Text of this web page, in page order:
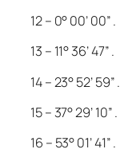
12 – 0° 00’ 00” .
13 – 11° 36’ 47” .
14 – 23° 52’ 59” .
15 – 37° 29’ 10” .
16 – 53° 01’ 41” .